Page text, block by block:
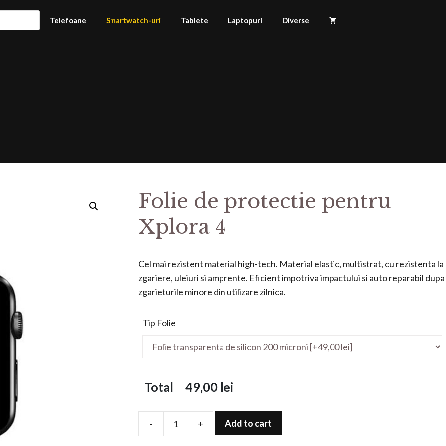
Telefoane Smartwatch-uri Tablete Laptopuri Diverse
Folie de protectie pentru
Xplora 4
Cel mai rezistent material high-tech. Material elastic, multistrat, cu rezistenta la
zgariere, uleiuri si amprente. Eficient impotriva impactului si auto reparabil dupa
zgarieturile minore din utilizare zilnica.
Tip Folie
Total 49,00lei
- + Add to cart